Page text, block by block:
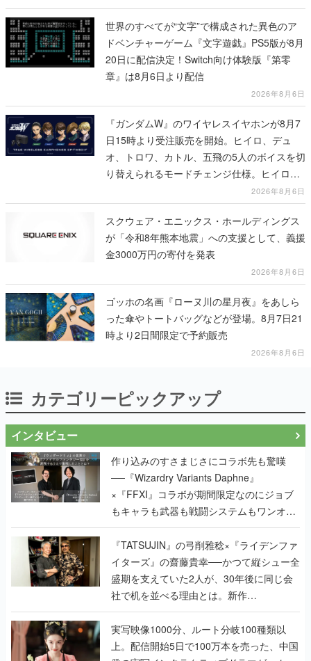
世界のすべてが“文字”で構成された異色のア
ドベンチャーゲーム『文字遊戯』PS5版が8月
20日に配信決定！Switch向け体験版『第零
章』は8月6日より配信
2026年8月6日
『ガンダムW』のワイヤレスイヤホンが8月7
日15時より受注販売を開始。ヒイロ、デュ
オ、トロワ、カトル、五飛の5人のボイスを切
り替えられるモードチェンジ仕様。ヒイロが
「お前を殺す」「死ぬほど痛いぞ」とささや
く
2026年8月6日
スクウェア・エニックス・ホールディングス
が「令和8年熊本地震」への支援として、義援
金3000万円の寄付を発表
2026年8月6日
ゴッホの名画『ローヌ川の星月夜』をあしら
った傘やトートバッグなどが登場。8月7日21
時より2日間限定で予約販売
2026年8月6日
カテゴリーピックアップ
インタビュー
作り込みのすさまじさにコラボ先も驚嘆
──『Wizardry Variants Daphne』
×『FFXI』コラボが期間限定なのにジョブ
もキャラも武器も戦闘システムもワンオフ
で作り込まれた理由を両ディレクターに聞
く
『TATSUJIN』の弓削雅稔×『ライデンファ
イターズ』の齋藤貴幸──かつて縦シュー全
盛期を支えていた2人が、30年後に同じ会
社で机を並べる理由とは。新作
『TATSUJIN EXTREME』で初タッグを組
んだレジェンド2人に訊く開発秘話
実写映像1000分、ルート分岐100種類以
上。配信開始5日で100万本を売った、中国